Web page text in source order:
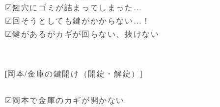
☑鍵穴にゴミが詰まってしまった…
☑回そうとしても鍵がかからない…！
☑鍵があるがカギが回らない、抜けない
[岡本/金庫の鍵開け（開錠・解錠）]
☑岡本で金庫のカギが開かない